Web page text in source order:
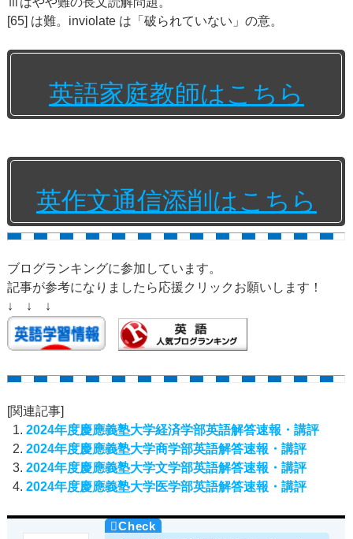
[65] は難。inviolate は「破られていない」の意。
英語家庭教師はこちら
英作文通信添削はこちら
ブログランキングに参加しています。
記事が参考になりましたら応援クリックお願いします！
↓ ↓ ↓
[関連記事]
2024年度慶應義塾大学経済学部英語解答速報・講評
2024年度慶應義塾大学商学部英語解答速報・講評
2024年度慶應義塾大学文学部英語解答速報・講評
2024年度慶應義塾大学医学部英語解答速報・講評